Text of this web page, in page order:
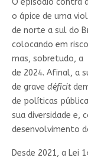
o ápice de uma
de norte a sul do
colocando em
mas, sobretudo, a
de 2024. Afinal, a
de grave déficit
de políticas
sua diversidade e,
desenvolvimento
Desde 2021, a Lei